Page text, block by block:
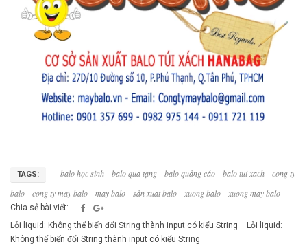
TAGS: balo học sinh balo qua tạng balo quảng cáo balo tui xach
cong ty
balo
cong ty may balo may balo sản xuat balo xuong balo xuong may balo
Chia sẻ bài viết:
Lỗi liquid: Không thể biến đổi String thành input có kiểu String
Lỗi liquid:
Không thể biến đổi String thành input có kiểu String